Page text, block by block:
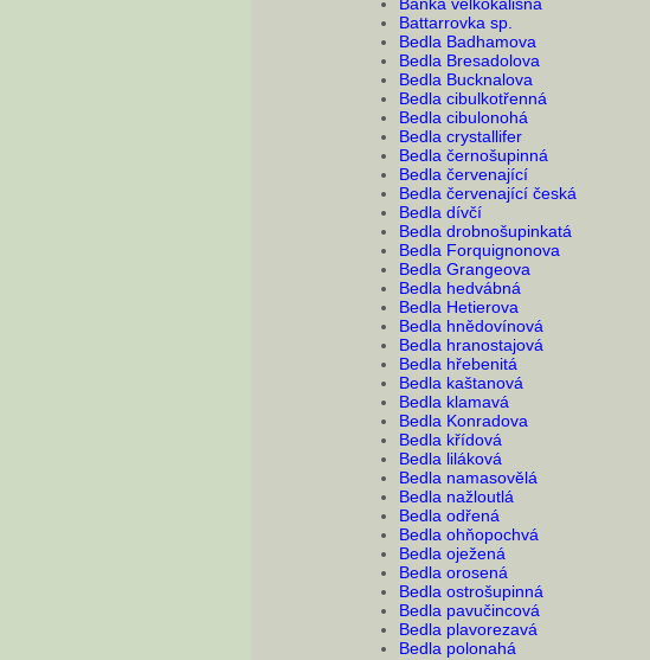
Battarrovka sp.
Bedla Badhamova
Bedla Bresadolova
Bedla Bucknalova
Bedla cibulkotřenná
Bedla cibulonohá
Bedla crystallifer
Bedla černošupinná
Bedla červenající
Bedla červenající česká
Bedla dívčí
Bedla drobnošupinkatá
Bedla Forquignonova
Bedla Grangeova
Bedla hedvábná
Bedla Hetierova
Bedla hnědovínová
Bedla hranostajová
Bedla hřebenitá
Bedla kaštanová
Bedla klamavá
Bedla Konradova
Bedla křídová
Bedla liláková
Bedla namasovělá
Bedla nažloutlá
Bedla odřená
Bedla ohňopochvá
Bedla oježená
Bedla orosená
Bedla ostrošupinná
Bedla pavučincová
Bedla plavorezavá
Bedla polonahá